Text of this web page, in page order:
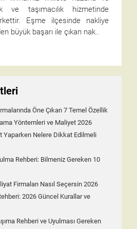
ve taşımacılık hizmetinde
Eşme ilçesinde nakliye
büyük başarı ile çıkan nak..
Öne Çıkan 7 Temel Özellik
Yöntemleri ve Maliyet 2026
Yaparken Nelere Dikkat Edilmeli
Rehberi: Bilmeniz Gereken 10
Firmaları Nasıl Seçersin 2026
2026 Güncel Kurallar ve
Rehberi ve Uyulması Gereken